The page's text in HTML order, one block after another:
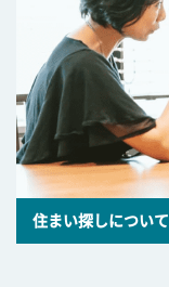
住まい探しについ